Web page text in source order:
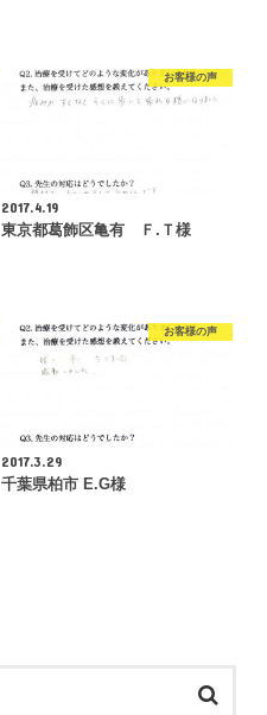
お客様の声
2017.4.19
東京都葛飾区亀有 Ｆ.Ｔ様
お客様の声
2017.3.29
千葉県柏市 E.G様